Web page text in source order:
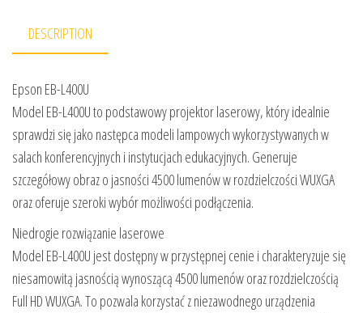
DESCRIPTION
Epson EB-L400U
Model EB-L400U to podstawowy projektor laserowy, który idealnie
sprawdzi się jako następca modeli lampowych wykorzystywanych w
salach konferencyjnych i instytucjach edukacyjnych. Generuje
szczegółowy obraz o jasności 4500 lumenów w rozdzielczości WUXGA
oraz oferuje szeroki wybór możliwości podłączenia.
Niedrogie rozwiązanie laserowe
Model EB-L400U jest dostępny w przystępnej cenie i charakteryzuje się
niesamowitą jasnością wynoszącą 4500 lumenów oraz rozdzielczością
Full HD WUXGA. To pozwala korzystać z niezawodnego urządzenia